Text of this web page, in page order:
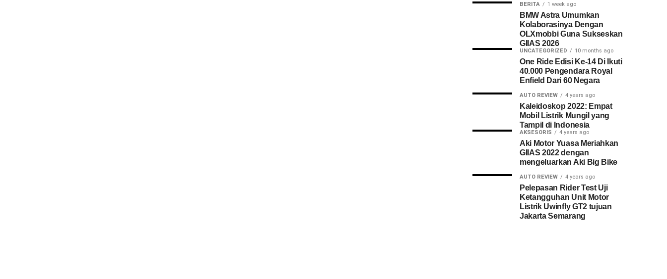
BERITA 1 week ago
BMW Astra Umumkan
Kolaborasinya Dengan
OLXmobbi Guna Sukseskan
GIIAS 2026
UNCATEGORIZED 10 months ago
One Ride Edisi Ke-14 Di Ikuti
40.000 Pengendara Royal
Enfield Dari 60 Negara
AUTO REVIEW 4 years ago
Kaleidoskop 2022: Empat
Mobil Listrik Mungil yang
Tampil di Indonesia
AKSESORIS 4 years ago
Aki Motor Yuasa Meriahkan
GIIAS 2022 dengan
mengeluarkan Aki Big Bike
AUTO REVIEW 4 years ago
Pelepasan Rider Test Uji
Ketangguhan Unit Motor
Listrik Uwinfly GT2 tujuan
Jakarta Semarang